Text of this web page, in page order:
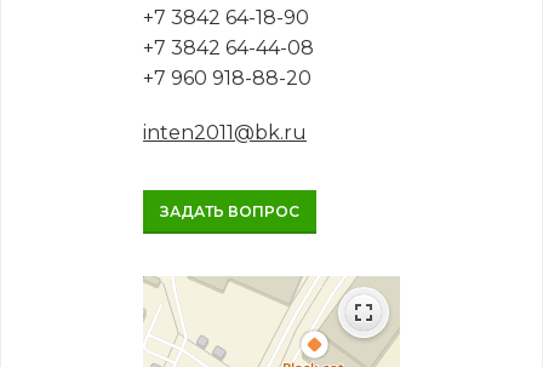
+7 3842 64-18-90
+7 3842 64-44-08
+7 960 918-88-20
inten2011@bk.ru
ЗАДАТЬ ВОПРОС